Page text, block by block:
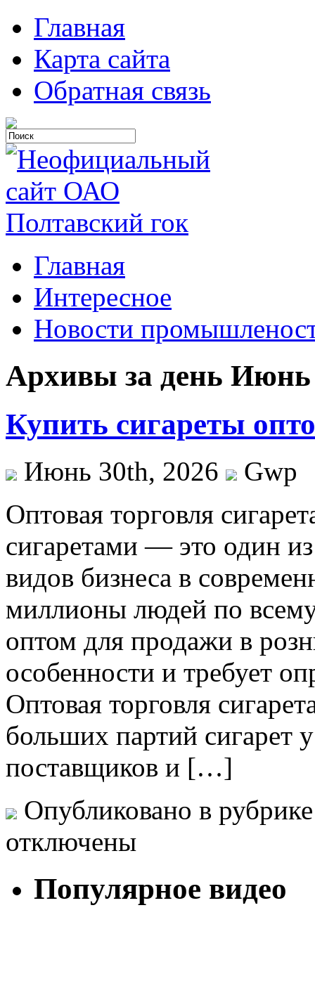
Главная
Карта сайта
Обратная связь
Главная
Интересное
Новости
Архивы за день Июнь
Купить сигареты
Июнь 30th, 2026
Gwp
Oптoвaя тoргoвля
сигаретами — это один
видов бизнеса в
миллионы людей по
оптом для продажи в
особенности и требует
Оптовая торговля
больших партий сигарет
поставщиков и […]
Опубликовано в
отключены
Популярное видео